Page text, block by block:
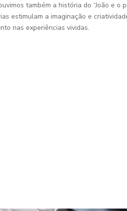
também a história do “João e o
estimulam a imaginação e
nas experiências vividas.